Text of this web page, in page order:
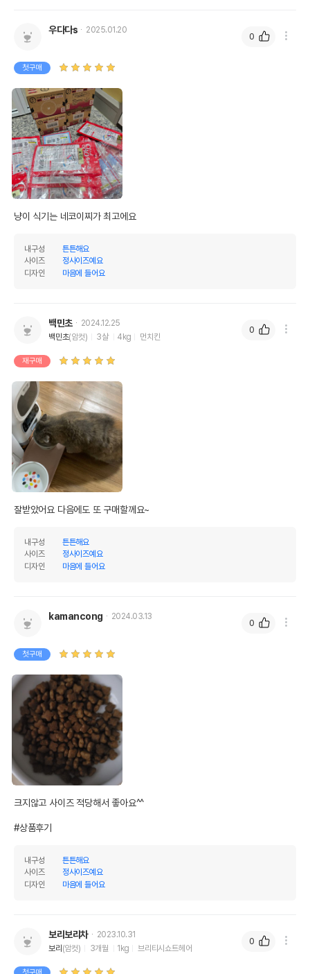
상품 필수 정보
품명 및 모델명
법에 의한 인증,허가 등을
제조국 또는 원산지 중국
우다다s 2025.01.20
첫구매
냥이 식기는 네코이찌가 최고에요
내구성
튼튼해요
사이즈
정사이즈예요
디자인
마음에 들어요
0
백민초
2024.12.25
백민초(암컷) 3살 4kg 먼치킨
재구매
잘받았어요 다음에도 또 구매할께요~
내구성
튼튼해요
사이즈
정사이즈예요
디자인
마음에 들어요
0
kamancong 2024.03.13
첫구매
크지않고 사이즈 적당해서 좋아요^^
#상품후기
내구성
튼튼해요
사이즈
정사이즈예요
디자인
마음에 들어요
0
보리보리차
2023.10.31
보리(암컷) 3개월 1kg 브리티시쇼트헤어
첫구매
0